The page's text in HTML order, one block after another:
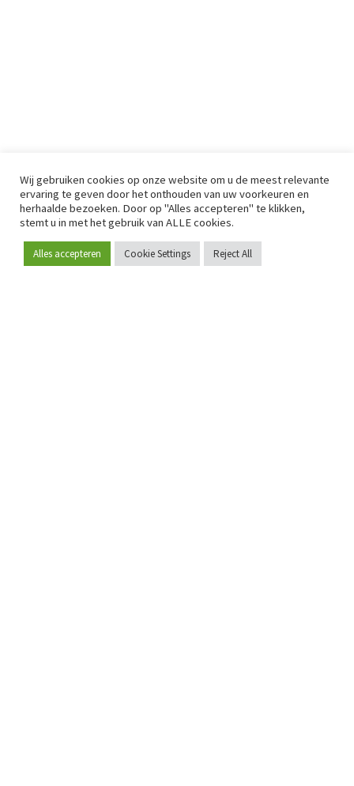
Word lid
Wij gebruiken cookies op onze website om u de meest relevante
ervaring te geven door het onthouden van uw voorkeuren en
herhaalde bezoeken. Door op "Alles accepteren" te klikken,
stemt u in met het gebruik van ALLE cookies.
Alles accepteren Cookie Settings Reject All